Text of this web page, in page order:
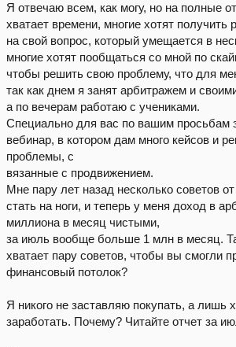
Я отвечаю всем, как могу, но на полные
хватает времени, многие хотят получить
на свой вопрос, который умещается в
многие хотят пообщаться со мной по
чтобы решить свою проблему, что для
так как днем я занят арбитражем и
а по вечерам работаю с учениками.
Специально для вас по вашим просьбам
вебинар, в котором дам много кейсов и
проблемы, с
вязанные с продвижением.
Мне пару лет назад несколько советов
стать на ноги, и теперь у меня доход в
миллиона в месяц чистыми,
за июль вообще больше 1 млн в месяц.
хватает пару советов, чтобы вы смогли
финансовый потолок?
Я никого не заставляю покупать, а лишь
заработать. Почему? Читайте отчет за